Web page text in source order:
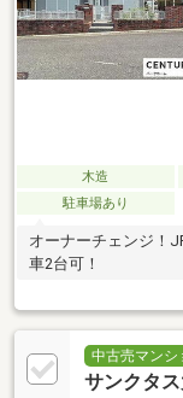
木造
駐車場あり
オーナーチェンジ！
車2台可！
中古売マンシ
サンクタ